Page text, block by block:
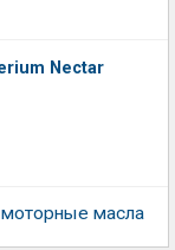
Nectar
масла